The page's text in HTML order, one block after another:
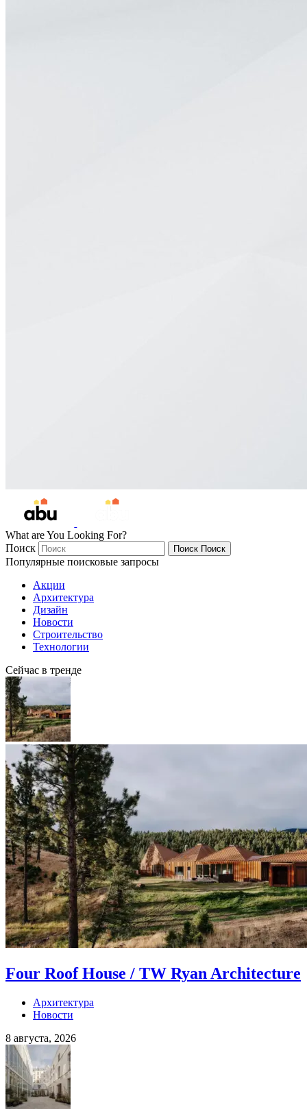
What are You Looking For?
Поиск
Поиск Поиск
Популярные поисковые запросы
Акции
Архитектура
Дизайн
Новости
Строительство
Технологии
Сейчас в тренде
Four Roof House / TW Ryan Architecture
Архитектура
Новости
8 августа, 2026